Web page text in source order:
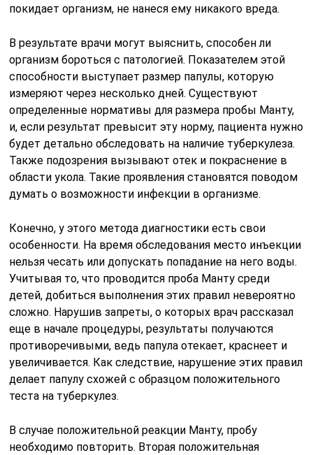
покидает организм, не нанеся ему никакого вреда.
В результате врачи могут выяснить, способен ли
организм бороться с патологией. Показателем этой
способности выступает размер папулы, которую
измеряют через несколько дней. Существуют
определенные нормативы для размера пробы Манту,
и, если результат превысит эту норму, пациента нужно
будет детально обследовать на наличие туберкулеза.
Также подозрения вызывают отек и покраснение в
области укола. Такие проявления становятся поводом
думать о возможности инфекции в организме.
Конечно, у этого метода диагностики есть свои
особенности. На время обследования место инъекции
нельзя чесать или допускать попадание на него воды.
Учитывая то, что проводится проба Манту среди
детей, добиться выполнения этих правил невероятно
сложно. Нарушив запреты, о которых врач рассказал
еще в начале процедуры, результаты получаются
противоречивыми, ведь папула отекает, краснеет и
увеличивается. Как следствие, нарушение этих правил
делает папулу схожей с образцом положительного
теста на туберкулез.
В случае положительной реакции Манту, пробу
необходимо повторить. Вторая положительная